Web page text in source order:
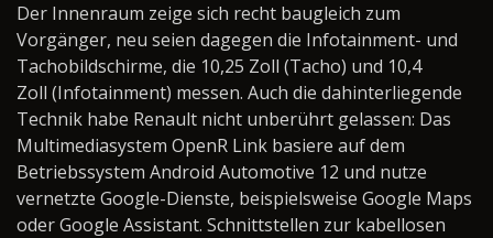
Der Innenraum zeige sich recht baugleich zum
Vorgänger, neu seien dagegen die Infotainment- und
Tachobildschirme, die 10,25 Zoll (Tacho) und 10,4
Zoll (Infotainment) messen. Auch die dahinterliegende
Technik habe Renault nicht unberührt gelassen: Das
Multimediasystem OpenR Link basiere auf dem
Betriebssystem Android Automotive 12 und nutze
vernetzte Google-Dienste, beispielsweise Google Maps
oder Google Assistant. Schnittstellen zur kabellosen